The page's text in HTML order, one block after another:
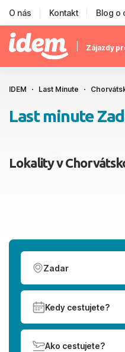
O nás Kontakt Blog o
Zájazdy
IDEM Last Minute
Last minute
Lokality v
Zadar
Kedy cestujete?
Ako cestujete?